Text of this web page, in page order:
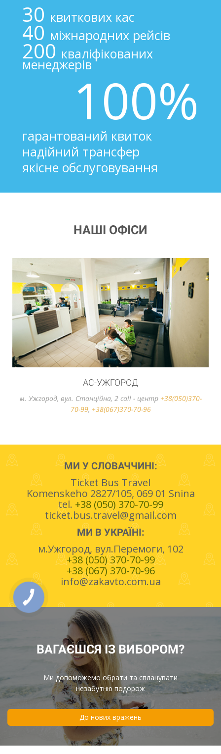
30 квиткових кас
40 міжнародних рейсів
200 кваліфікованих
менеджерів
100%
гарантований квиток
надійний трансфер
якісне обслуговування
НАШІ ОФІСИ
АС-УЖГОРОД
м. Ужгород, вул. Станцiйна, 2 call - центр +38(050)370-
70-99, +38(067)370-70-96
МИ У СЛОВАЧЧИНІ:
Ticket Bus Travel
Komenskeho 2827/105, 069 01 Snina
tel. +38 (050) 370-70-99
ticket.bus.travel@gmail.com
МИ В УКРАЇНІ:
м.Ужгород, вул.Перемоги, 102
+38 (050) 370-70-99
+38 (067) 370-70-96
info@zakavto.com.ua
ВАГАЄШСЯ ІЗ ВИБОРОМ?
Ми допоможемо обрати та спланувати
незабутню подорож
До нових вражень